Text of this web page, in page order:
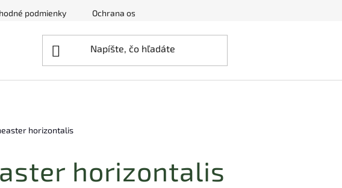
podmienky Ochrana osobných údajov
horizontalis
horizontalis